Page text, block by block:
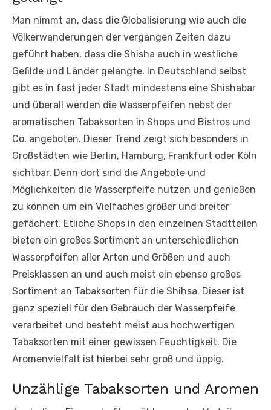
Man nimmt an, dass die Globalisierung wie auch die
Völkerwanderungen der vergangen Zeiten dazu
geführt haben, dass die Shisha auch in westliche
Gefilde und Länder gelangte. In Deutschland selbst
gibt es in fast jeder Stadt mindestens eine Shishabar
und überall werden die Wasserpfeifen nebst der
aromatischen Tabaksorten in Shops und Bistros und
Co. angeboten. Dieser Trend zeigt sich besonders in
Großstädten wie Berlin, Hamburg, Frankfurt oder Köln
sichtbar. Denn dort sind die Angebote und
Möglichkeiten die Wasserpfeife nutzen und genießen
zu können um ein Vielfaches größer und breiter
gefächert. Etliche Shops in den einzelnen Stadtteilen
bieten ein großes Sortiment an unterschiedlichen
Wasserpfeifen aller Arten und Größen und auch
Preisklassen an und auch meist ein ebenso großes
Sortiment an Tabaksorten für die Shihsa. Dieser ist
ganz speziell für den Gebrauch der Wasserpfeife
verarbeitet und besteht meist aus hochwertigen
Tabaksorten mit einer gewissen Feuchtigkeit. Die
Aromenvielfalt ist hierbei sehr groß und üppig.
Unzählige Tabaksorten und Aromen